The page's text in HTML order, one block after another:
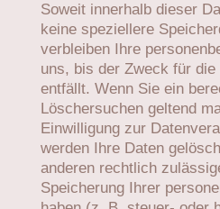
Soweit innerhalb dieser
keine speziellere
verbleiben Ihre
uns, bis der Zweck für
entfällt. Wenn Sie ein
Löschersuchen geltend
Einwilligung zur
werden Ihre Daten
anderen rechtlich
Speicherung Ihrer